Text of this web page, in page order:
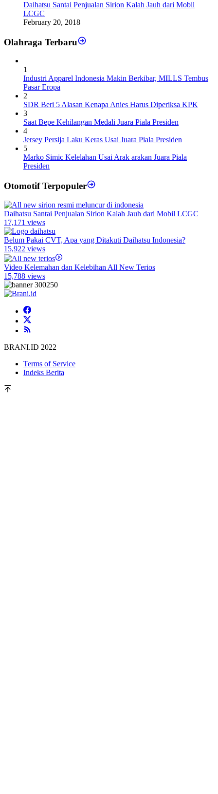
Daihatsu Santai Penjualan Sirion Kalah Jauh dari Mobil
LCGC
February 20, 2018
Olahraga Terbaru
1
Industri Apparel Indonesia Makin Berkibar, MILLS Tembus
Pasar Eropa
2
SDR Beri 5 Alasan Kenapa Anies Harus Diperiksa KPK
3
Saat Bepe Kehilangan Medali Juara Piala Presiden
4
Jersey Persija Laku Keras Usai Juara Piala Presiden
5
Marko Simic Kelelahan Usai Arak arakan Juara Piala
Presiden
Otomotif Terpopuler
Daihatsu Santai Penjualan Sirion Kalah Jauh dari Mobil LCGC
17,171 views
Belum Pakai CVT, Apa yang Ditakuti Daihatsu Indonesia?
15,922 views
Video Kelemahan dan Kelebihan All New Terios
15,788 views
BRANI.ID 2022
Terms of Service
Indeks Berita